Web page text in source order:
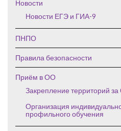
Новости
Новости ЕГЭ и ГИА-9
ПНПО
Правила безопасности
Приём в ОО
Закрепление территорий
Организация
профильного обучения